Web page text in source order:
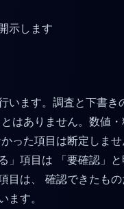
示します
います。調査と下書き
はありません。数値
った項目は断定しま
」項目は 「要確認」
目は、 確認できたも
す。